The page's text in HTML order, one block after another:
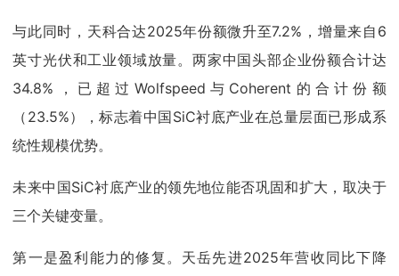
与此同时，天科合达2025年份额微升至7.2%，增量来自6
英寸光伏和工业领域放量。两家中国头部企业份额合计达
34.8%，已超过Wolfspeed与Coherent的合计份额
（23.5%），标志着中国SiC衬底产业在总量层面已形成系
统性规模优势。
未来中国SiC衬底产业的领先地位能否巩固和扩大，取决于
三个关键变量。
第一是盈利能力的修复。天岳先进2025年营收同比下降